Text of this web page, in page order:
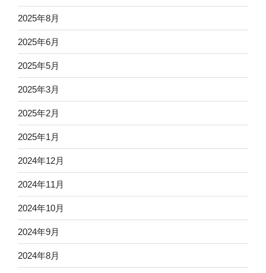
2025年8月
2025年6月
2025年5月
2025年3月
2025年2月
2025年1月
2024年12月
2024年11月
2024年10月
2024年9月
2024年8月